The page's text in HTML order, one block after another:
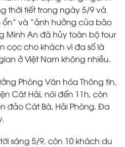
thời tiết trong ngày 5/9 và
và “ảnh hưởng của bão
Minh An đã hủy toàn bộ tour
cọc cho khách vì đa số là
ở Việt Nam không nhiều.
Phòng Văn hóa Thông tin,
Cát Hải, nói đến 11h, còn
đảo Cát Bà, Hải Phòng. Đa
sáng 5/9, còn 10 khách du